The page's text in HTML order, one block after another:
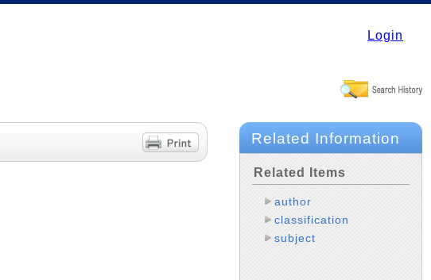
Login
Related Information
Related Items
author
classification
subject